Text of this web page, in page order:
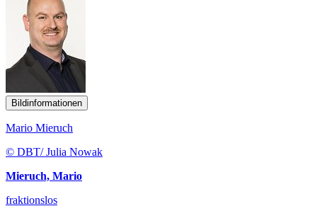
Bildinformationen
Mario Mieruch
© DBT/ Julia Nowak
Mieruch, Mario
fraktionslos